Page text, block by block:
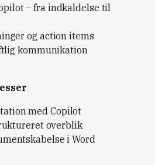
– fra indkaldelse til
og action items
kommunikation
med Copilot
overblik
i Word